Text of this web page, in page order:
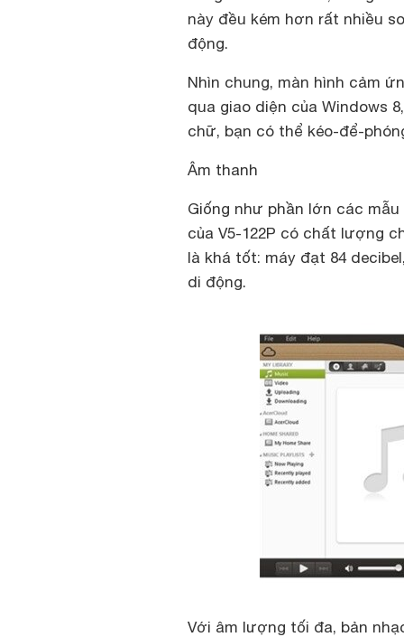
này đều kém hơn rất nhiều
động.
Nhìn chung, màn hình cảm
qua giao diện của Windows
chữ, bạn có thể kéo-để-
Âm thanh
Giống như phần lớn các
của V5-122P có chất lượng
là khá tốt: máy đạt 84
di động.
Với âm lượng tối đa, bản